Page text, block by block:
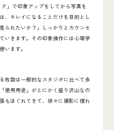
」で印象アップをしてから写真を
、キレイになることだけを目的とし
られたいか？」しっかりとカウンセ
いきます。その印象操作には心理学
います。
枚数は一般的なスタジオに比べて多
「使用用途」がとにかく盛り沢山なの
もほぐれてきて、徐々に撮影に慣れ